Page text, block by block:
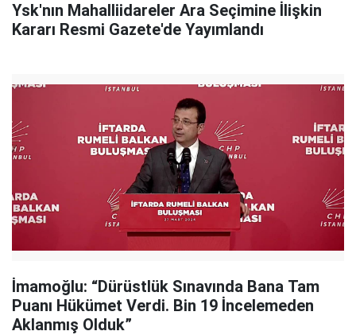
Ysk'nın Mahalliidareler Ara Seçimine İlişkin
Kararı Resmi Gazete'de Yayımlandı
İmamoğlu: “Dürüstlük Sınavında Bana Tam
Puanı Hükümet Verdi. Bin 19 İncelemeden
Aklanmış Olduk”